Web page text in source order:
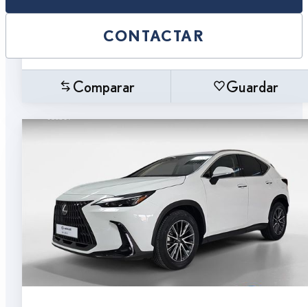
CONTACTAR
Comparar Guardar